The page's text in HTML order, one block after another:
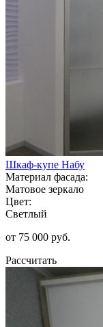
Шкаф-купе Набу
Материал фасада:
Матовое зеркало
Цвет:
Светлый
от 75 000 руб.
Рассчитать